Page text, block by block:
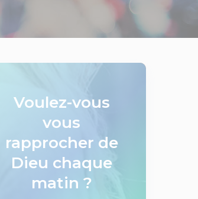
Voulez-vous
vous
rapprocher de
Dieu chaque
matin ?